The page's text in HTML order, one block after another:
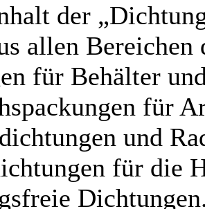
der
allen
für Behälter
für
und
für die